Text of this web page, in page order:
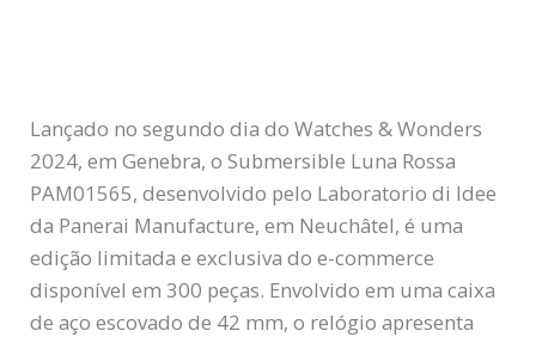
Lançado no segundo dia do Watches & Wonders
2024, em Genebra, o Submersible Luna Rossa
PAM01565, desenvolvido pelo Laboratorio di Idee
da Panerai Manufacture, em Neuchâtel, é uma
edição limitada e exclusiva do e-commerce
disponível em 300 peças. Envolvido em uma caixa
de aço escovado de 42 mm, o relógio apresenta